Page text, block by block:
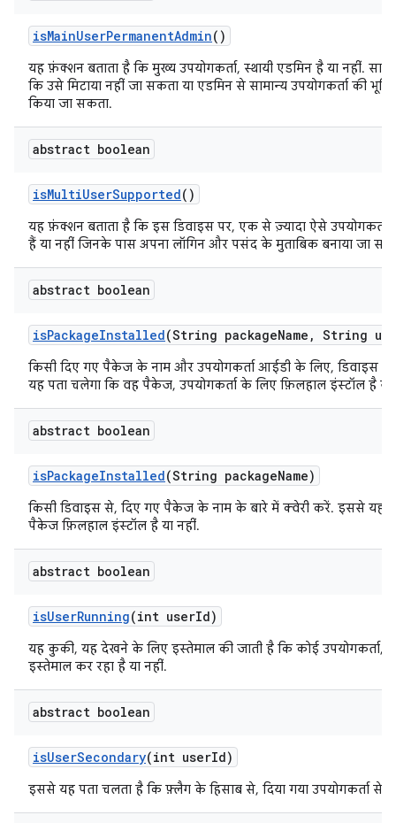
isMainUserPermanentAdmin()
यह फ़ंक्शन बताता है कि मुख्य उपयोगकर्ता, स्थायी एडमिन है या नहीं. साथ
कि उसे मिटाया नहीं जा सकता या एडमिन से सामान्य उपयोगकर्ता की
किया जा सकता.
abstract boolean
isMultiUserSupported()
यह फ़ंक्शन बताता है कि इस डिवाइस पर, एक से ज़्यादा ऐसे
हैं या नहीं जिनके पास अपना लॉगिन और पसंद के मुताबिक बनाया जा
abstract boolean
isPackageInstalled(String packageName , String
किसी दिए गए पैकेज के नाम और उपयोगकर्ता आईडी के लिए, डिवाइस
यह पता चलेगा कि वह पैकेज, उपयोगकर्ता के लिए फ़िलहाल इंस्टॉल है या
abstract boolean
isPackageInstalled(String packageName)
किसी डिवाइस से, दिए गए पैकेज के नाम के बारे में क्वेरी करें. इससे यह
पैकेज फ़िलहाल इंस्टॉल है या नहीं.
abstract boolean
isUserRunning(int userId)
यह कुकी, यह देखने के लिए इस्तेमाल की जाती है कि कोई उपयोगकर्ता,
इस्तेमाल कर रहा है या नहीं.
abstract boolean
isUserSecondary(int userId)
इससे यह पता चलता है कि फ़्लैग के हिसाब से, दिया गया उपयोगकर्ता